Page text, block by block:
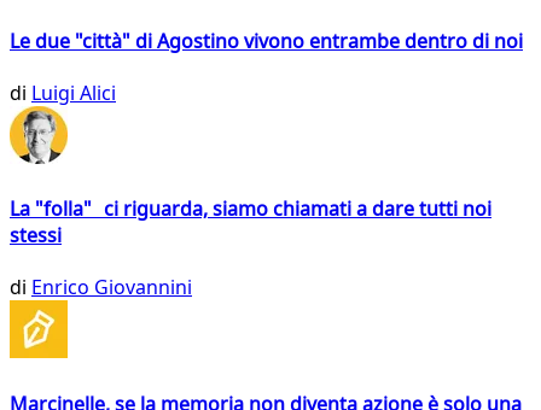
Le due "città" di Agostino vivono entrambe dentro di noi
di Luigi Alici
La "folla" ci riguarda, siamo chiamati a dare tutti noi
stessi
di Enrico Giovannini
Marcinelle, se la memoria non diventa azione è solo una